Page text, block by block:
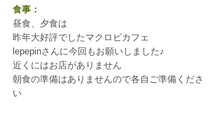
食事：
昼食、夕食は
昨年大好評でしたマクロビカフェ
lepepinさんに今回もお願いしました♪
近くにはお店がありません
朝食の準備はありませんので各自ご準備くださ
い